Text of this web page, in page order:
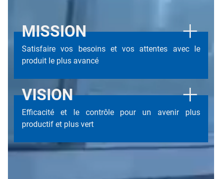
MISSION
Satisfaire vos besoins et vos attentes avec le
produit le plus avancé
VISION
Efficacité et le contrôle pour un avenir plus
productif et plus vert